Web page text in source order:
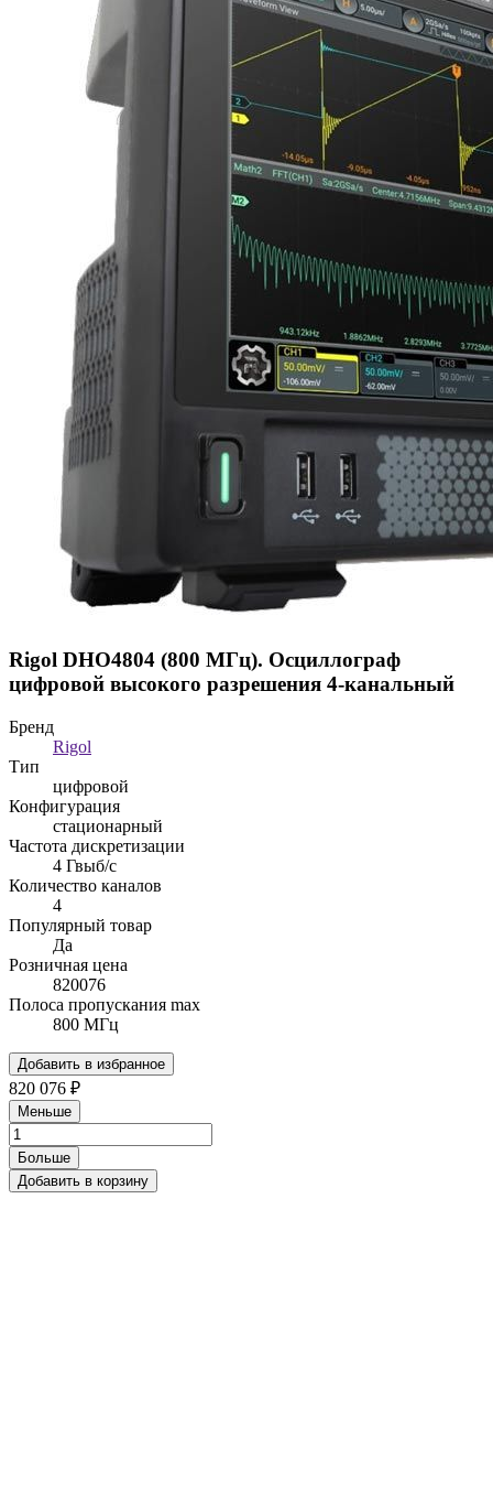
Rigol DHO4804 (800 МГц). Осциллограф
цифровой высокого разрешения 4-канальный
Бренд
Rigol
Тип
цифровой
Конфигурация
стационарный
Частота дискретизации
4 Гвыб/с
Количество каналов
4
Популярный товар
Да
Розничная цена
820076
Полоса пропускания max
800 МГц
Добавить в избранное
820 076 ₽
Меньше
Больше
Добавить в корзину